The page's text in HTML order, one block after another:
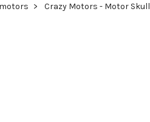
Crazy Motors - Motor Skull